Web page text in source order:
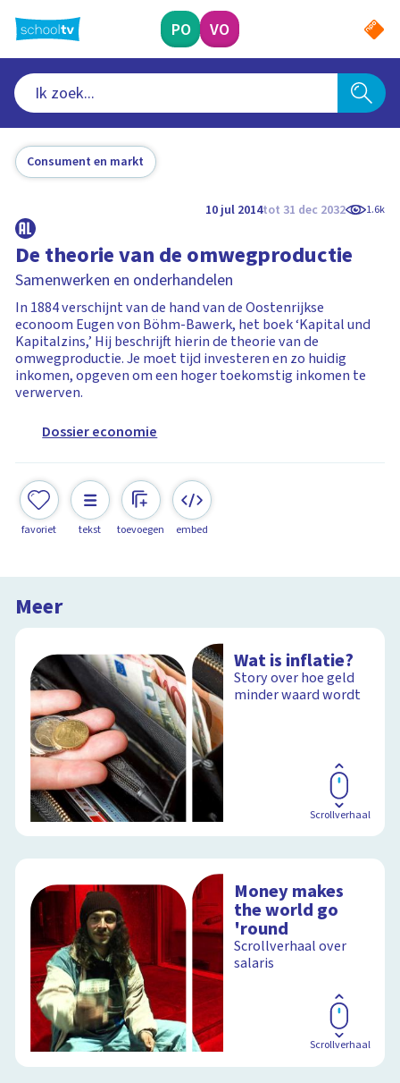
naar
hoofdinhoud
PO VO
Consument en markt
10 jul 2014tot 31 dec 2032 1.6k
De theorie van de omwegproductie
Samenwerken en onderhandelen
In 1884 verschijnt van de hand van de Oostenrijkse
econoom Eugen von Böhm-Bawerk, het boek ‘Kapital und
Kapitalzins,’ Hij beschrijft hierin de theorie van de
omwegproductie. Je moet tijd investeren en zo huidig
inkomen, opgeven om een hoger toekomstig inkomen te
verwerven.
Dossier economie
favoriet tekst toevoegen embed
Meer
Wat is inflatie?
Story over hoe geld
minder waard wordt
Scrollverhaal
Money makes
the world go
'round
Scrollverhaal over
salaris
Scrollverhaal